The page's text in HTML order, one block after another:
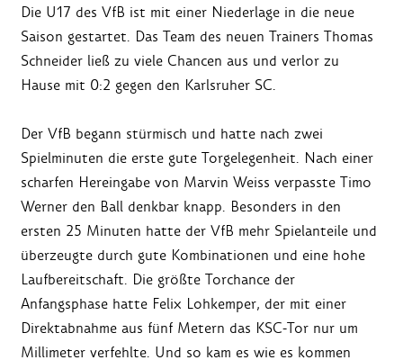
Die U17 des VfB ist mit einer Niederlage in die neue
Saison gestartet. Das Team des neuen Trainers Thomas
Schneider ließ zu viele Chancen aus und verlor zu
Hause mit 0:2 gegen den Karlsruher SC.
Der VfB begann stürmisch und hatte nach zwei
Spielminuten die erste gute Torgelegenheit. Nach einer
scharfen Hereingabe von Marvin Weiss verpasste Timo
Werner den Ball denkbar knapp. Besonders in den
ersten 25 Minuten hatte der VfB mehr Spielanteile und
überzeugte durch gute Kombinationen und eine hohe
Laufbereitschaft. Die größte Torchance der
Anfangsphase hatte Felix Lohkemper, der mit einer
Direktabnahme aus fünf Metern das KSC-Tor nur um
Millimeter verfehlte. Und so kam es wie es kommen